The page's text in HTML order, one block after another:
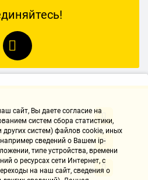
cайт, Вы даете согласие на
систем сбора статистики,
систем) файлов cookie, иных
сведений о Вашем ip-
типе устройства, времени
о ресурсах сети Интернет, с
на наш сайт, сведения о